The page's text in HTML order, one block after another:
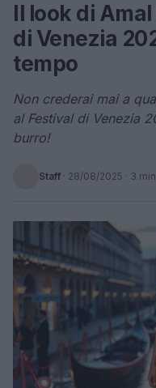
Il look di
di Venezia
tempo
Non crederai mai a
al Festival di Venezia
burro!
Staff · 28/08/2025 · 3 min